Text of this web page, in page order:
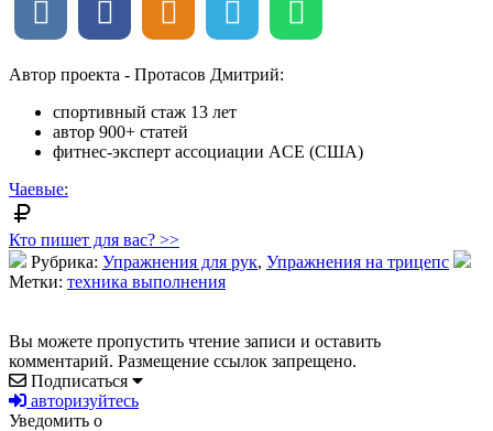
Автор проекта - Протасов Дмитрий:
спортивный стаж 13 лет
автор 900+ статей
фитнес-эксперт ассоциации ACE (США)
Чаевые:
Кто пишет для вас? >>
Рубрика: Упражнения для рук, Упражнения на трицепс
Метки: техника выполнения
Вы можете пропустить чтение записи и оставить
комментарий. Размещение ссылок запрещено.
Подписаться
авторизуйтесь
Уведомить о